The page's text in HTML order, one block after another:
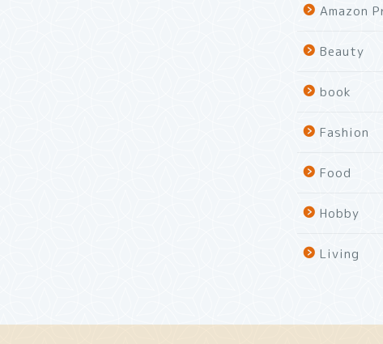
Amazon
Beauty
book
Fashion
Food
Hobby
Living